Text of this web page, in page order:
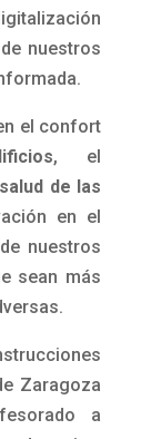
nuestros
el confort
, el
salud de las
en el
de nuestros
sean más
Zaragoza
a